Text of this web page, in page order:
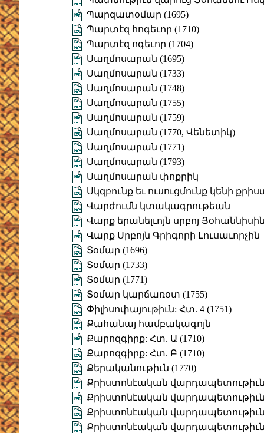
Պարզատօմար (1695)
Պարտէզ հոգեւոր (1710)
Պարտէզ ոգեւոր (1704)
Սաղմոսարան (1695)
Սաղմոսարան (1733)
Սաղմոսարան (1748)
Սաղմոսարան (1755)
Սաղմոսարան (1759)
Սաղմոսարան (1770, Վենետիկ)
Սաղմոսարան (1771)
Սաղմոսարան (1793)
Սաղմոսարան փոքրիկ
Սկզբունք եւ ուսուցմունք կենի
Վարժումն կտակագրութեան
Վարք երանելւոյն սրբոյ
Վարք Սրբոյն Գրիգորի Լուսաւորչին
Տօմար (1696)
Տօմար (1733)
Տօմար (1771)
Տօմար կարճառօտ (1755)
Փիլիսոփայութիւն: Հտ. 4 (1751)
Քահանայ համբակագոյն
Քարոզգիրք: Հտ. Ա (1710)
Քարոզգիրք: Հտ. Բ (1710)
Քերականութիւն (1770)
Քրիստոնէական վարդապետութիւն
Քրիստոնէական վարդապետութիւն
Քրիստոնէական
Քրիստոնէական